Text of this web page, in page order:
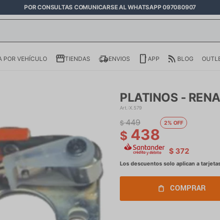
POR CONSULTAS COMUNICARSE AL WHATSAPP 097080907
POR VEHÍCULO TIENDAS ENVIOS APP BLOG
PLATINOS -
X.579
$ 438
$ 449 2
$ 372
COMPRAR